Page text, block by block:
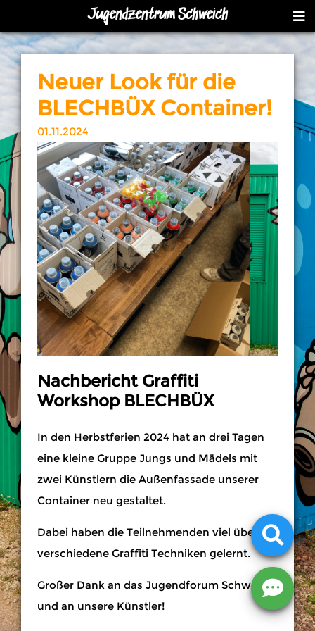
Neuer Look für die
BLECHBÜX Container!
01.11.2024
Nachbericht Graffiti
Workshop BLECHBÜX
In den Herbstferien 2024 hat an drei Tagen
eine kleine Gruppe Jungs und Mädels mit
zwei Künstlern die Außenfassade unserer
Container neu gestaltet.
Dabei haben die Teilnehmenden viel über
verschiedene Graffiti Techniken gelernt.
Großer Dank an das Jugendforum Schweich
und an unsere Künstler!
Jugendzentrum Schweich